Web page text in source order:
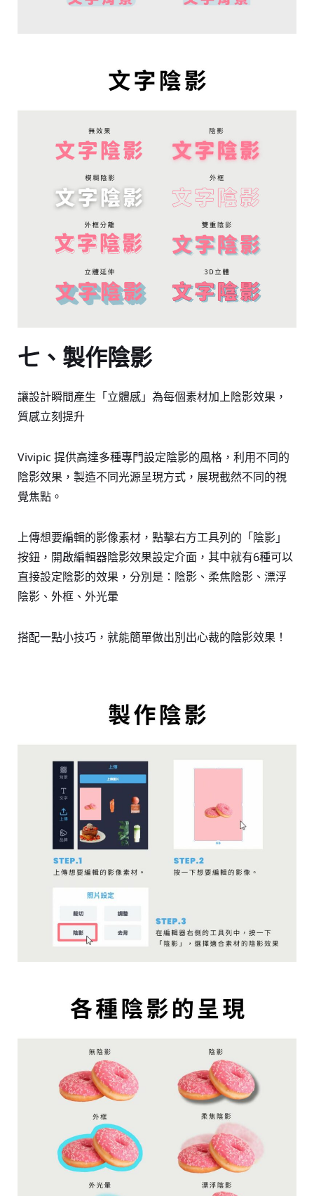
七、製作陰影
讓設計瞬間產生「立體感」為每個素材加上陰影效果，
質感立刻提升
Vivipic 提供高達多種專門設定陰影的風格，利用不同的
陰影效果，製造不同光源呈現方式，展現截然不同的視
覺焦點。
上傳想要編輯的影像素材，點擊右方工具列的「陰影」
按鈕，開啟編輯器陰影效果設定介面，其中就有6種可以
直接設定陰影的效果，分別是：陰影、柔焦陰影、漂浮
陰影、外框、外光暈
搭配一點小技巧，就能簡單做出別出心裁的陰影效果！